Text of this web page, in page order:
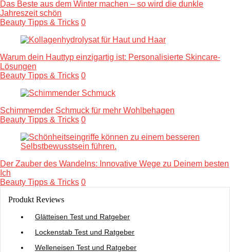
Das Beste aus dem Winter machen – so wird die dunkle
Jahreszeit schön
Beauty Tipps & Tricks 0
Warum dein Hauttyp einzigartig ist: Personalisierte Skincare-
Lösungen
Beauty Tipps & Tricks 0
Schimmernder Schmuck für mehr Wohlbehagen
Beauty Tipps & Tricks 0
Der Zauber des Wandelns: Innovative Wege zu Deinem besten
Ich
Beauty Tipps & Tricks 0
Produkt Reviews
Glätteisen Test und Ratgeber
Lockenstab Test und Ratgeber
Welleneisen Test und Ratgeber